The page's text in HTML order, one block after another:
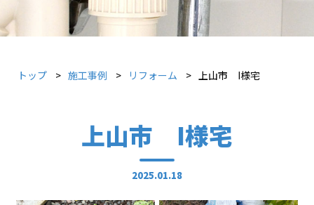
トップ 施工事例 リフォーム 上山市 I様宅
上山市 I様宅
2025.01.18